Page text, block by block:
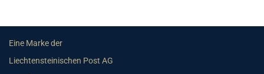
Eine Marke der
Liechtensteinischen Post AG